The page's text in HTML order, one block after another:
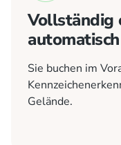
Vollständig
automatisch
Sie buchen im
Gelände.